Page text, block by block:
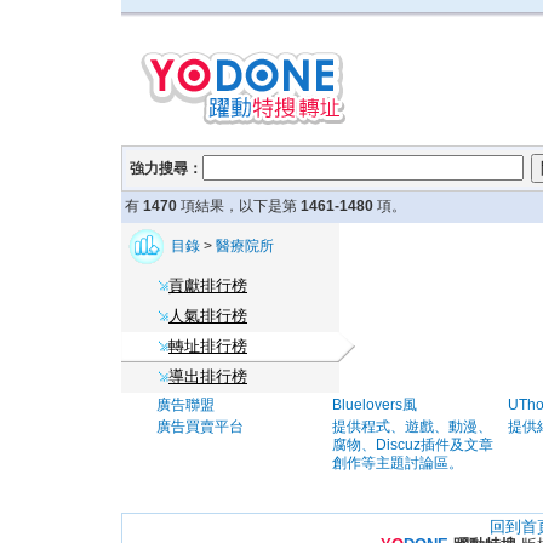
強力搜尋：
有 1470 項結果，以下是第 1461-1480 項。
目錄 > 醫療院所
貢獻排行榜
人氣排行榜
轉址排行榜
導出排行榜
廣告聯盟
廣告買賣平台
Bluelovers風
提供程式、遊戲、動漫、
腐物、Discuz插件及文章
創作等主題討論區。
提供
回到首